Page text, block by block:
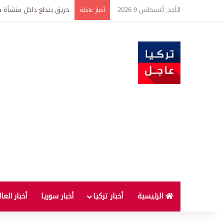
الأحد, أغسطس 9 2026 أخبار عاجلة حريق يندلع داخل منشأة
الرئيسية أخبار تركيا أخبار سوريا أخبار